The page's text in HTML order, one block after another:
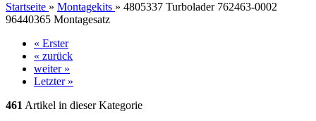
Startseite » Montagekits » 4805337 Turbolader 762463-0002
96440365 Montagesatz
« Erster
« zurück
weiter »
Letzter »
461 Artikel in dieser Kategorie